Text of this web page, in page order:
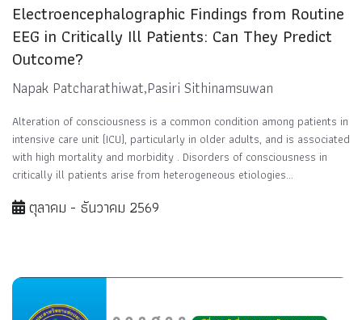
Electroencephalographic Findings from Routine
EEG in Critically Ill Patients: Can They Predict
Outcome?
Napak Patcharathiwat,Pasiri Sithinamsuwan
Alteration of consciousness is a common condition among patients in
intensive care unit (ICU), particularly in older adults, and is associated
with high mortality and morbidity . Disorders of consciousness in
critically ill patients arise from heterogeneous etiologies...
ตุลาคม - ธันวาคม 2569